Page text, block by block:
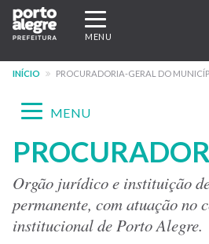
Pular
para
conteúdo
Expandir/recolher
navegação
MENU
INÍCIO PROCURADORIA-GERAL DO
Menu
-
site
PGM
Expandir/recolher
MENU
Orgão jurídico e instituição
permanente, com atuação no
institucional de Porto Alegre.